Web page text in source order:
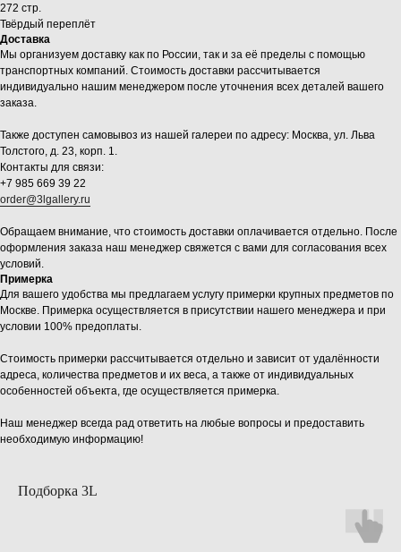
272 стр.
Твёрдый переплёт
Доставка
Мы организуем доставку как по России, так и за её пределы с помощью
транспортных компаний. Стоимость доставки рассчитывается
индивидуально нашим менеджером после уточнения всех деталей вашего
заказа.
Также доступен самовывоз из нашей галереи по адресу: Москва, ул. Льва
Толстого, д. 23, корп. 1.
Контакты для связи:
+7 985 669 39 22
order@3lgallery.ru
Обращаем внимание, что стоимость доставки оплачивается отдельно. После
оформления заказа наш менеджер свяжется с вами для согласования всех
условий.
Примерка
Для вашего удобства мы предлагаем услугу примерки крупных предметов по
Москве. Примерка осуществляется в присутствии нашего менеджера и при
условии 100% предоплаты.
Стоимость примерки рассчитывается отдельно и зависит от удалённости
адреса, количества предметов и их веса, а также от индивидуальных
особенностей объекта, где осуществляется примерка.
Наш менеджер всегда рад ответить на любые вопросы и предоставить
необходимую информацию!
Подборка 3L